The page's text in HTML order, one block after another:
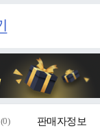
(0) 판매자정보